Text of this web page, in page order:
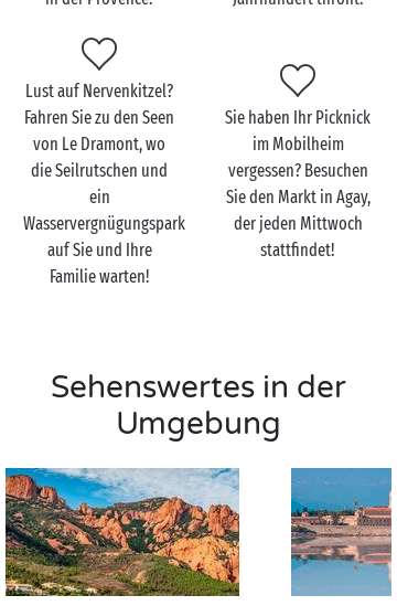
Mehrere markierte Wege, die für alle zugänglich sind,
ermöglichen einen Spaziergang rund um das Cap
Dramont im Esterelmassiv, wo sich rote Felsen und
türkisfarbenes Wasser berühren. Genießen Sie im
Schatten der Pinien herrliche Ausblicke auf das Meer
unter Ihnen, den Hafen von Poussaï und die Bucht
von Agay. FürPaareist dieser Ort ideal, um fabelhafte
Urlaubsschnappschüsse zu machen oder unberührte
Buchten zu entdecken!
Lust auf Nervenkitzel?
Fahren Sie zu den Seen
von Le Dramont, wo
die Seilrutschen und
ein
Wasservergnügungspark
auf Sie und Ihre
Familie warten!
Sie haben Ihr Picknick
im Mobilheim
vergessen? Besuchen
Sie den Markt in Agay,
der jeden Mittwoch
stattfindet!
Sehenswertes in der
Umgebung